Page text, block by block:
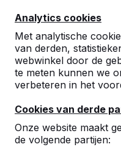
Analytics cookies
Met analytische
van derden,
webwinkel door de
te meten kunnen we
verbeteren in het
Cookies van derde
Onze website maakt
de volgende partijen:
10
Deze prachtige
geleverd. De
meegedacht over
op de juiste plek
extra mankracht is
medewerkers zijn
buitenplek, en we
Carla Sever